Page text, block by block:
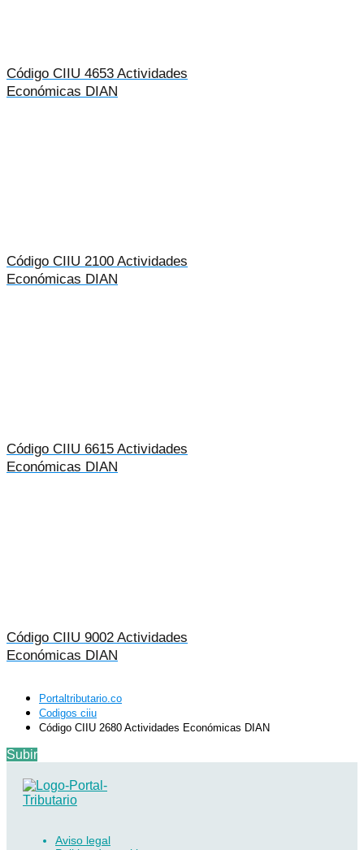
Código CIIU 4653 Actividades
Económicas DIAN
Código CIIU 2100 Actividades
Económicas DIAN
Código CIIU 6615 Actividades
Económicas DIAN
Código CIIU 9002 Actividades
Económicas DIAN
Portaltributario.co
Codigos ciiu
Código CIIU 2680 Actividades Económicas DIAN
Subir
Aviso legal